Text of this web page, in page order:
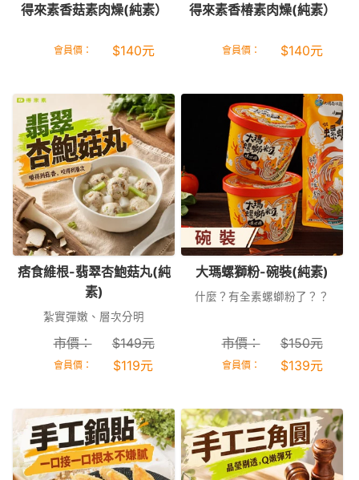
得來素香菇素肉燥(純素）
會員價： $140元
得來素香椿素肉燥(純素）
會員價： $140元
痞食維根-翡翠杏鮑菇丸(純
素)
紮實彈嫩、層次分明
市價： $149元
會員價： $119元
大瑪螺獅粉-碗裝(純素)
什麼？有全素螺螄粉了？？
市價： $150元
會員價： $139元